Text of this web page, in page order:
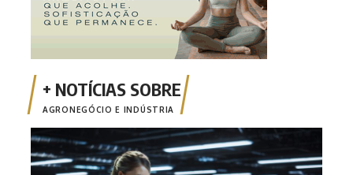
AGRONEGÓCIO E INDÚSTRIA